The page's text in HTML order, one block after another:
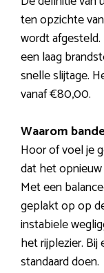
ten opzichte
wordt
een laag
snelle slijtage.
vanaf €80,00.
Waarom
Hoor of voel je
dat het
Met een
geplakt op op
instabiele
het rijplezier.
standaard doen.